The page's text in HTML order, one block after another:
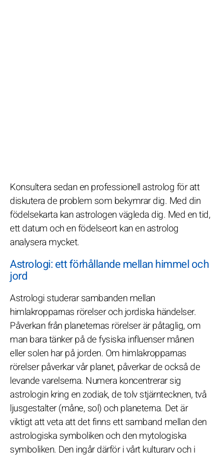
Konsultera sedan en professionell astrolog för att
diskutera de problem som bekymrar dig. Med din
födelsekarta kan astrologen vägleda dig. Med en tid,
ett datum och en födelseort kan en astrolog
analysera mycket.
Astrologi: ett förhållande mellan himmel och
jord
Astrologi studerar sambanden mellan
himlakropparnas rörelser och jordiska händelser.
Påverkan från planeternas rörelser är påtaglig, om
man bara tänker på de fysiska influenser månen
eller solen har på jorden. Om himlakropparnas
rörelser påverkar vår planet, påverkar de också de
levande varelserna. Numera koncentrerar sig
astrologin kring en zodiak, de tolv stjärntecknen, två
ljusgestalter (måne, sol) och planeterna. Det är
viktigt att veta att det finns ett samband mellan den
astrologiska symboliken och den mytologiska
symboliken. Den ingår därför i vårt kulturarv och i